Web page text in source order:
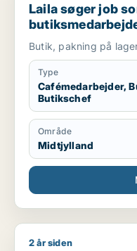
Laila søger job
Butik, pakning på
Type
Cafémedarbejder,
Butikschef
Område
Midtjylland
Ibrahim søger job
2 år siden